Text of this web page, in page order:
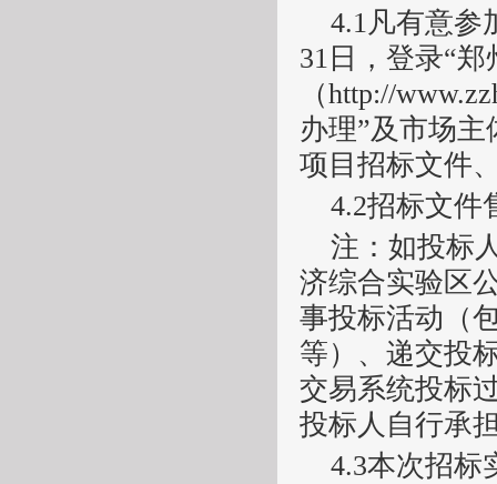
4.1凡有意参
31 日，登录“郑
（http://
办理”及市场
项目招标文件
4.2招标文件
注： 如投标
济综合实验区
事投标活动（
等）、递交投
交易系统投标
投标人自行承
4.3本次招标